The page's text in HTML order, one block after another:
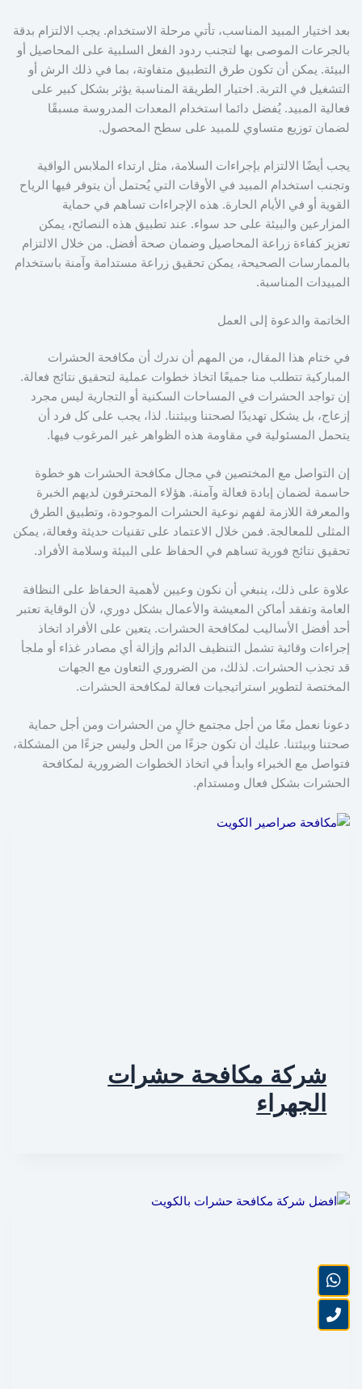
بعد اختيار المبيد المناسب، تأتي مرحلة الاستخدام. يجب الالتزام بدقة
بالجرعات الموصى بها لتجنب ردود الفعل السلبية على المحاصيل أو
البيئة. يمكن أن تكون طرق التطبيق متفاوتة، بما في ذلك الرش أو
التشغيل في التربة. اختيار الطريقة المناسبة يؤثر بشكل كبير على
فعالية المبيد. يُفضل دائما استخدام المعدات المدروسة مسبقًا
لضمان توزيع متساوي للمبيد على سطح المحصول.
يجب أيضًا الالتزام بإجراءات السلامة، مثل ارتداء الملابس الواقية
وتجنب استخدام المبيد في الأوقات التي يُحتمل أن يتوفر فيها الرياح
القوية أو في الأيام الحارة. هذه الإجراءات تساهم في حماية
المزارعين والبيئة على حد سواء. عند تطبيق هذه النصائح، يمكن
تعزيز كفاءة زراعة المحاصيل وضمان صحة أفضل. من خلال الالتزام
بالممارسات الصحيحة، يمكن تحقيق زراعة مستدامة وآمنة باستخدام
المبيدات المناسبة.
الخاتمة والدعوة إلى العمل
في ختام هذا المقال، من المهم أن ندرك أن مكافحة الحشرات
المباركية تتطلب منا جميعًا اتخاذ خطوات عملية لتحقيق نتائج فعالة.
إن تواجد الحشرات في المساحات السكنية أو التجارية ليس مجرد
إزعاج، بل يشكل تهديدًا لصحتنا وبيئتنا. لذا، يجب على كل فرد أن
يتحمل المسئولية في مقاومة هذه الظواهر غير المرغوب فيها.
إن التواصل مع المختصين في مجال مكافحة الحشرات هو خطوة
حاسمة لضمان إبادة فعالة وآمنة. هؤلاء المحترفون لديهم الخبرة
والمعرفة اللازمة لفهم نوعية الحشرات الموجودة، وتطبيق الطرق
المثلى للمعالجة. فمن خلال الاعتماد على تقنيات حديثة وفعالة، يمكن
تحقيق نتائج فورية تساهم في الحفاظ على البيئة وسلامة الأفراد.
علاوة على ذلك، ينبغي أن نكون وعيين لأهمية الحفاظ على النظافة
العامة وتفقد أماكن المعيشة والأعمال بشكل دوري، لأن الوقاية تعتبر
أحد أفضل الأساليب لمكافحة الحشرات. يتعين على الأفراد اتخاذ
إجراءات وقائية تشمل التنظيف الدائم وإزالة أي مصادر غذاء أو ملجأ
قد تجذب الحشرات. لذلك، من الضروري التعاون مع الجهات
المختصة لتطوير استراتيجيات فعالة لمكافحة الحشرات.
دعونا نعمل معًا من أجل مجتمع خالٍ من الحشرات ومن أجل حماية
صحتنا وبيئتنا. عليك أن تكون جزءًا من الحل وليس جزءًا من المشكلة،
فتواصل مع الخبراء وابدأ في اتخاذ الخطوات الضرورية لمكافحة
الحشرات بشكل فعال ومستدام.
شركة مكافحة حشرات
الجهراء